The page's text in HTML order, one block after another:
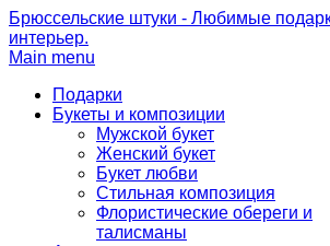
Брюссельские штуки - Любимые
интерьер.
Main menu
Подарки
Букеты и композиции
Мужской букет
Женский букет
Букет любви
Стильная композиция
Флористические обереги и
талисманы